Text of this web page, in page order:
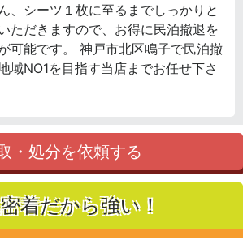
、シーツ１枚に至るまでしっかりと
ただきますので、お得に民泊撤退を
可能です。 神戸市北区鳴子で民泊撤
域NO1を目指す当店までお任せ下さ
・処分を依頼する
着だから強い！